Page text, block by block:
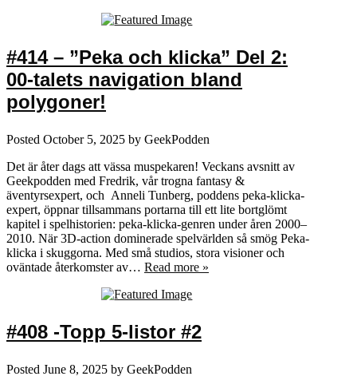
#414 – ”Peka och klicka” Del 2:
00-talets navigation bland
polygoner!
Posted October 5, 2025 by GeekPodden
Det är åter dags att vässa muspekaren! Veckans avsnitt av
Geekpodden med Fredrik, vår trogna fantasy &
äventyrsexpert, och Anneli Tunberg, poddens peka-klicka-
expert, öppnar tillsammans portarna till ett lite bortglömt
kapitel i spelhistorien: peka-klicka-genren under åren 2000–
2010. När 3D-action dominerade spelvärlden så smög Peka-
klicka i skuggorna. Med små studios, stora visioner och
oväntade återkomster av… Read more »
#408 -Topp 5-listor #2
Posted June 8, 2025 by GeekPodden